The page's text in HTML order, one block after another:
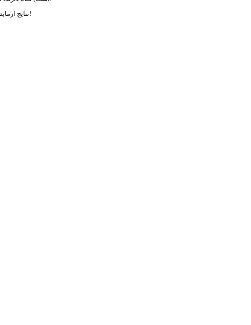
نتایج آزمایش نشان داد که تحمل درد ناشی از آب خیلی سرد در حالت اول برای شرکت کنندگان راحت تر بود و آنها دست خود را برای مدت طولانی تری در آب نگاه می داشتند!